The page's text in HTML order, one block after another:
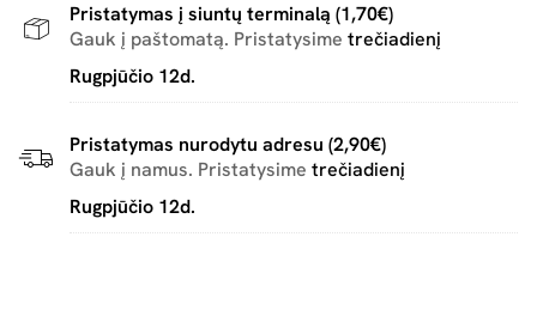
Pristatymas į siuntų terminalą (1,70€)
Gauk į paštomatą. Pristatysime trečiadienį
Rugpjūčio 12d.
Pristatymas nurodytu adresu (2,90€)
Gauk į namus. Pristatysime trečiadienį
Rugpjūčio 12d.